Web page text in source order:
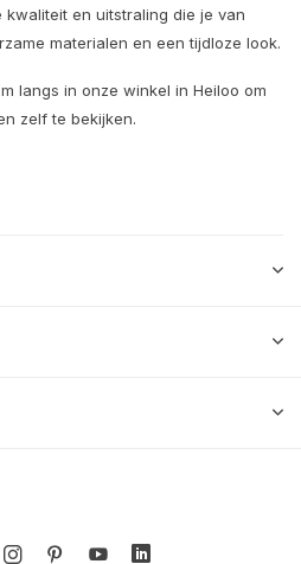
en uitstraling die je van
materialen en een tijdloze look.
langs in onze winkel in Heiloo om
zelf te bekijken.